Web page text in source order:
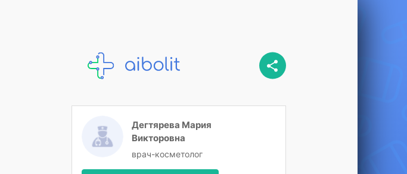
Дегтярева Мария
Викторовна
врач-косметолог